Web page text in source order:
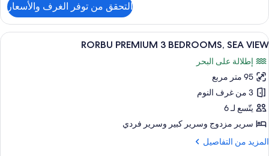
بمنظر
للبحر
شقة
عادية
-
نوم
بمنظر
للبحر
التحقق من توفر الغرف والأسعار
استعراض
جميع
صور
RORBU
PREMIUM
3
BEDROOMS,
SEA
VIEW
ستائر تعتيم ومكواة/لوح كي وبديكورات
16
RORBU PREMIUM 3 BEDROOMS, SEA VIEW
إطلالة على البحر
95 متر مربع
3 من غرف النوم
يتّسع لـ 6
سرير مزدوج‫‬ وسرير كبير‫‬ وسرير فردي
المزيد من التفاصيل
المزيد